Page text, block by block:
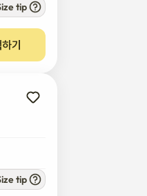
tip
기
tip